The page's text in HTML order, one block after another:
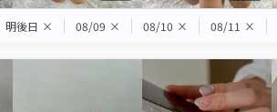
明後日 × 08/09 × 08/10 × 08/11 ×